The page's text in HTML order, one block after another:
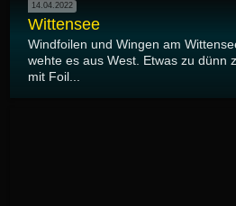
14.04.2022
Wittensee
Windfoilen und Wingen am
wehte es aus West. Etwas zu dünn
mit Foil...